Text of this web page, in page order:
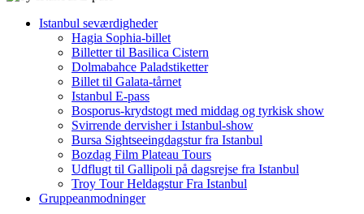
Istanbul seværdigheder
Hagia Sophia-billet
Billetter til Basilica Cistern
Dolmabahce Paladstiketter
Billet til Galata-tårnet
Istanbul E-pass
Bosporus-krydstogt med middag og tyrkisk show
Svirrende dervisher i Istanbul-show
Bursa Sightseeingdagstur fra Istanbul
Bozdag Film Plateau Tours
Udflugt til Gallipoli på dagsrejse fra Istanbul
Troy Tour Heldagstur Fra Istanbul
Gruppeanmodninger